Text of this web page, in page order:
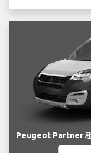
Peugeot Partner